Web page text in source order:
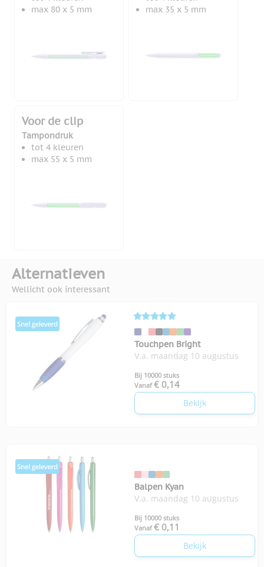
max 80 x 5 mm
max 35 x 5 mm
Voor de clip
Tampondruk
tot 4 kleuren
max 55 x 5 mm
Alternatieven
Wellicht ook interessant
Touchpen Bright
V.a. maandag 10 augustus
Bij 10000 stuks
Vanaf € 0,14
Bekijk
Balpen Kyan
V.a. maandag 10 augustus
Bij 10000 stuks
Vanaf € 0,11
Bekijk